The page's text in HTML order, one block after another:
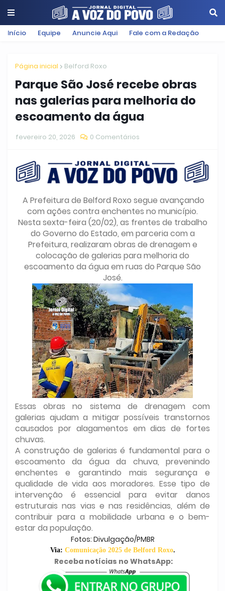
Início Equipe Anuncie Aqui Fale com a Redação
Página inicial Belford Roxo
Parque São José recebe obras
nas galerias para melhoria do
escoamento da água
fevereiro 20, 2026 0 Comentários
A Prefeitura de Belford Roxo segue avançando
com ações contra enchentes no município.
Nesta sexta-feira (20/02), as frentes de trabalho
do Governo do Estado, em parceria com a
Prefeitura, realizaram obras de drenagem e
colocação de galerias para melhoria do
escoamento da água em ruas do Parque São
José.
Essas obras no sistema de drenagem com
galerias ajudam a mitigar possíveis transtornos
causados por alagamentos em dias de fortes
chuvas.
A construção de galerias é fundamental para o
escoamento da água da chuva, prevenindo
enchentes e garantindo mais segurança e
qualidade de vida aos moradores. Esse tipo de
intervenção é essencial para evitar danos
estruturais nas vias e nas residências, além de
contribuir para a mobilidade urbana e o bem-
estar da população.
Fotos: Divulgação/PMBR
Via: Comunicação 2025 de Belford Roxo.
Receba notícias no WhatsApp: